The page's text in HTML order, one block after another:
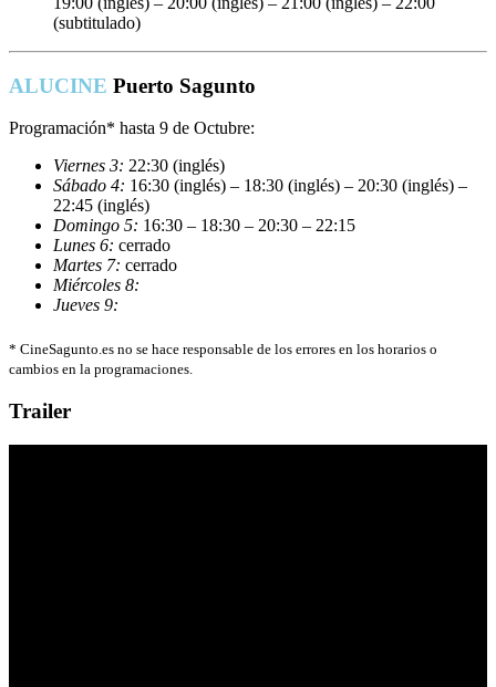
(subtitulado)
ALUCINE Puerto Sagunto
Programación* hasta 9 de Octubre:
Viernes 3: 22:30 (inglés)
Sábado 4: 16:30 (inglés) – 18:30 (inglés) – 20:30 (inglés) –
22:45 (inglés)
Domingo 5: 16:30 – 18:30 – 20:30 – 22:15
Lunes 6: cerrado
Martes 7: cerrado
Miércoles 8:
Jueves 9:
* CineSagunto.es no se hace responsable de los errores en los horarios o
cambios en la programaciones.
Trailer